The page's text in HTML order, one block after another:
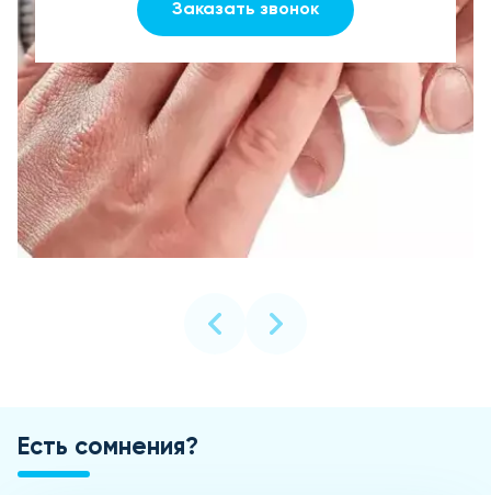
Заказать звонок
Есть сомнения?